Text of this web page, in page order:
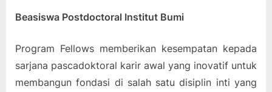
Beasiswa Postdoctoral Institut Bumi
Program Fellows memberikan kesempatan kepada
sarjana pascadoktoral karir awal yang inovatif untuk
membangun fondasi di salah satu disiplin inti yang